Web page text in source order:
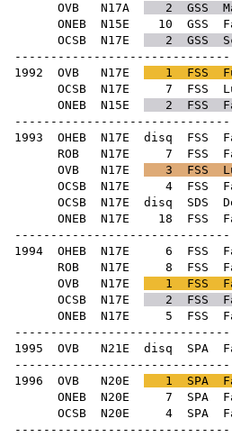
OVB N17A 2 GSS
ONEB N15E 10 GSS
OCSB N17E 2 GSS
1992 OVB N17E 1 FSS
OCSB N17E 7 FSS
ONEB N15E 2 FSS
1993 OHEB N17E disq FSS
ROB N17E 7 FSS
OVB N17E 3 FSS
OCSB N17E 4 FSS
OCSB N17E disq SDS
ONEB N17E 18 FSS
1994 OHEB N17E 6 FSS
ROB N17E 8 FSS
OVB N17E 1 FSS
OCSB N17E 2 FSS
ONEB N17E 5 FSS
1995 OVB N21E disq SPA
1996 OVB N20E 1 SPA
ONEB N20E 7 SPA
OCSB N20E 4 SPA